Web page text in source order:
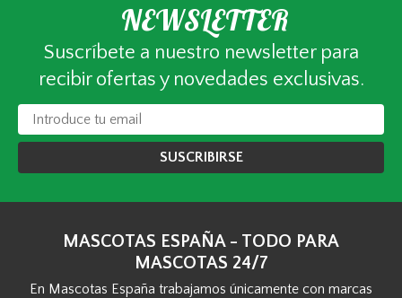
NEWSLETTER
Suscríbete a nuestro newsletter para
recibir ofertas y novedades exclusivas.
SUSCRIBIRSE
MASCOTAS ESPAÑA - TODO PARA
MASCOTAS 24/7
En Mascotas España trabajamos únicamente con marcas